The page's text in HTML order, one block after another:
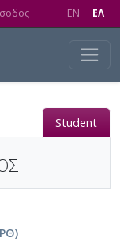
EN EΛ
Student